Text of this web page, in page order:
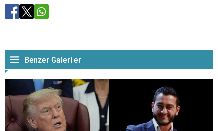
Benzer Galeriler